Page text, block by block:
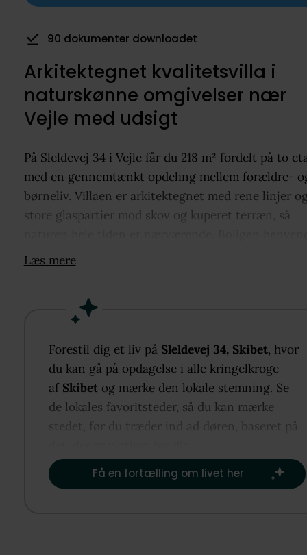
90 dokumenter downloadet
7 har gemt som favorit
Arkitektegnet kvalitetsvilla i
naturskønne omgivelser nær
Vejle med udsigt
På Sleldevej 34 i Vejle får du 218 m² fordelt på to
med en gennemtænkt opdeling mellem forældre-
børneliv. Villaen er arkitektegnet med rene linjer
store glaspartier mod skov og kuperet terræn, så
sig til dig, der sætter pris på moderne arkitektur,
børnenes aktiviteter. Et centralt multirum samler
etagen og fungerer oplagt som børnenes base eller
hjemmearbejdsplads, og herfra er der direkte
en sydøstvendt terrasse, hvor morgensolen og
liv bliver en naturlig del af dagen. Ekstra rum på
velorganiseret.
Læs mere
Forestil dig et liv på Sleldevej 34, Skibet, hvor
du kan gå på opdagelse i alle kringelkroge
af Skibet og mærke den lokale stemning. Se
de lokales favoritsteder, så du kan mærke
stedet, før du træder ind ad døren, baseret på
Få en fortælling om livet her